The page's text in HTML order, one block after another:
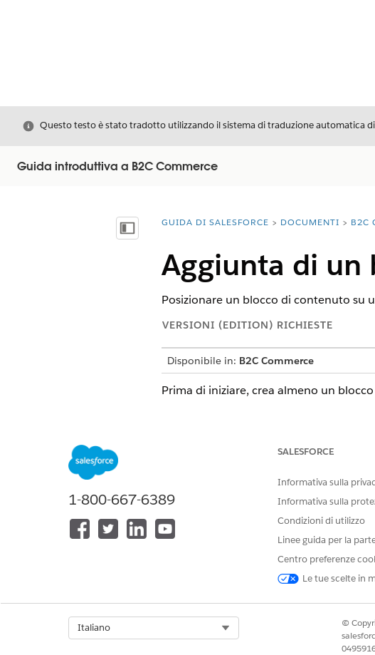
Chiudi
Questo testo è stato tradotto utilizzando il sistema di traduzione automatica
Guida introduttiva a B2C Commerce
Mostra sommario
Ti trovi qui:
GUIDA DI SALESFORCE DOCUMENTI B2C
Aggiunta di un
Posizionare un blocco di contenuto su
VERSIONI (EDITION) RICHIESTE
Disponibile in: B2C Commerce
Prima di iniziare, crea almeno un
Il blocco di contenuto viene
questo blocco verranno visualizzate
1-800-667-6389
SALESFORCE
Informativa sulla
Informativa sulla
Condizioni di utilizzo
Linee guida per la
Centro preferenze
Le tue scelte in
Italiano
©